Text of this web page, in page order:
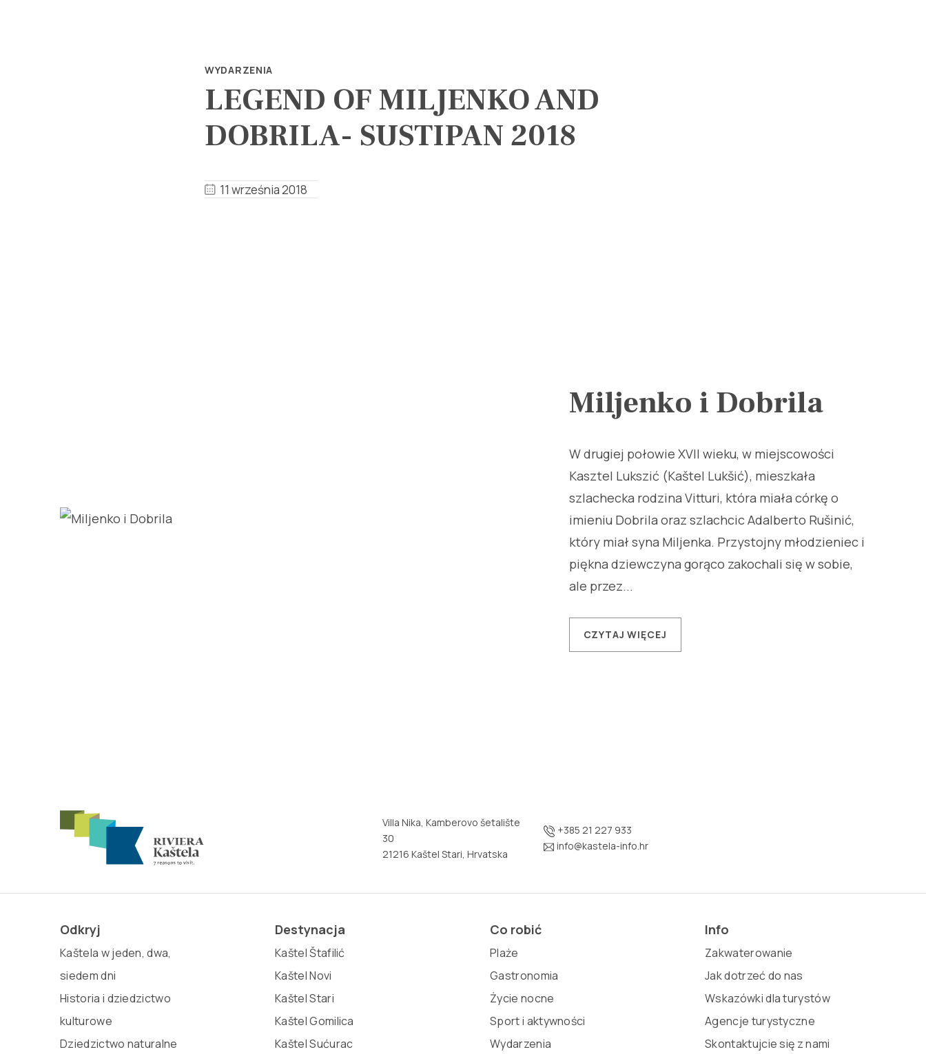
WYDARZENIA
LEGEND OF MILJENKO AND
DOBRILA- SUSTIPAN 2018
11 września 2018
Miljenko i Dobrila
W drugiej połowie XVII wieku, w miejscowości
Kasztel Lukszić (Kaštel Lukšić), mieszkała
szlachecka rodzina Vitturi, która miała córkę o
imieniu Dobrila oraz szlachcic Adalberto Rušinić,
który miał syna Miljenka. Przystojny młodzieniec i
piękna dziewczyna gorąco zakochali się w sobie,
ale przez...
CZYTAJ WIĘCEJ
Villa Nika, Kamberovo šetalište
30
21216 Kaštel Stari, Hrvatska
+385 21 227 933
info@kastela-info.hr
Odkryj
Kaštela w jeden, dwa,
siedem dni
Historia i dziedzictwo
kulturowe
Dziedzictwo naturalne
Destynacja
Kaštel Štafilić
Kaštel Novi
Kaštel Stari
Kaštel Gomilica
Kaštel Sućurac
Co robić
Plaże
Gastronomia
Życie nocne
Sport i aktywności
Wydarzenia
Info
Zakwaterowanie
Jak dotrzeć do nas
Wskazówki dla turystów
Agencje turystyczne
Skontaktujcie się z nami